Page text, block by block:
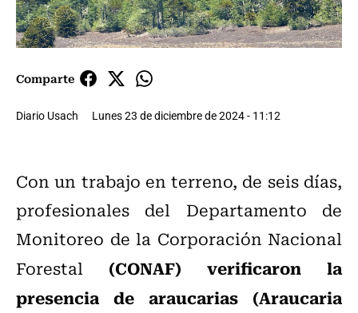
Comparte
Diario Usach Lunes 23 de diciembre de 2024 - 11:12
Con un trabajo en terreno, de seis días,
profesionales del Departamento de
Monitoreo de la Corporación Nacional
Forestal (CONAF) verificaron la
presencia de araucarias (Araucaria